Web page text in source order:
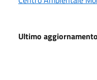
Ultimo aggiornamento